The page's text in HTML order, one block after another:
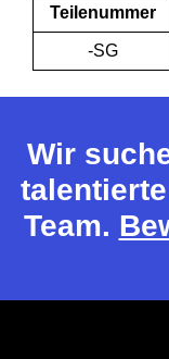
Teilenummer
-SG
Wir
Team.